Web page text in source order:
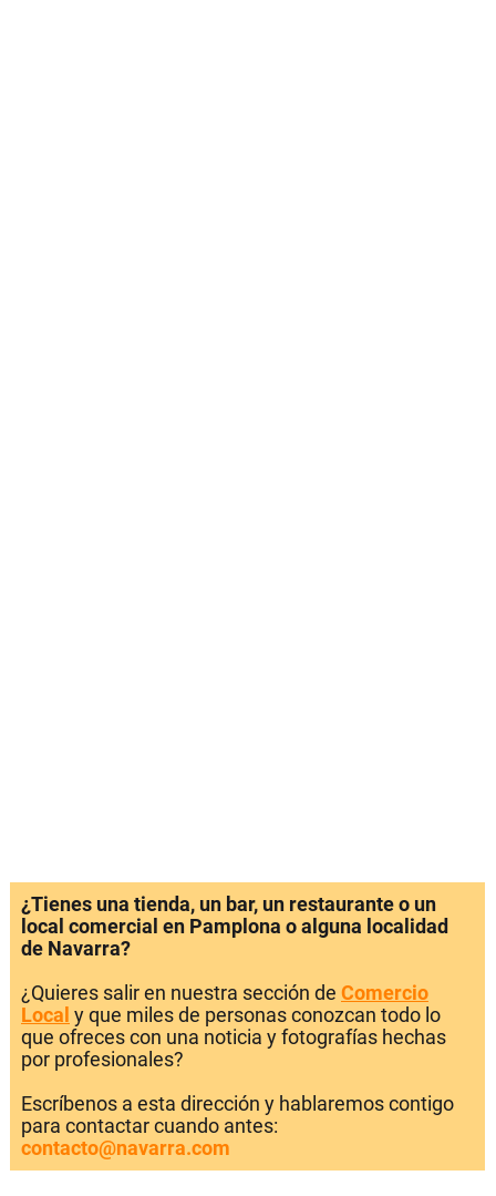
¿Tienes una tienda, un bar, un restaurante o un
local comercial en Pamplona o alguna localidad
de Navarra?
¿Quieres salir en nuestra sección de Comercio
Local y que miles de personas conozcan todo lo
que ofreces con una noticia y fotografías hechas
por profesionales?
Escríbenos a esta dirección y hablaremos contigo
para contactar cuando antes:
contacto@navarra.com